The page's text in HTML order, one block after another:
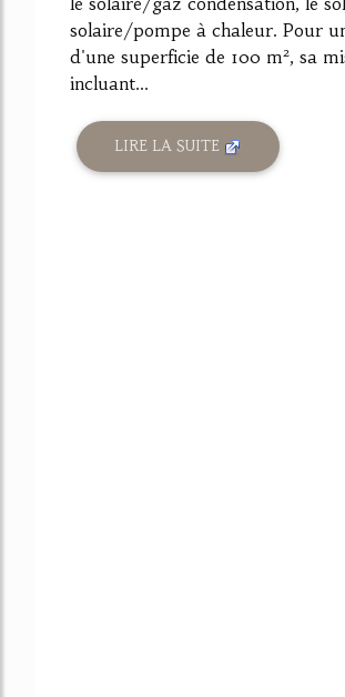
solaire/pompe à chaleur. Pour
d'une superficie de 100 m², sa
incluant...
LIRE LA SUITE